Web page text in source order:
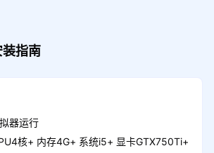
装指南
器运行
核+ 内存4G+ 系统i5+ 显卡GTX750Ti+